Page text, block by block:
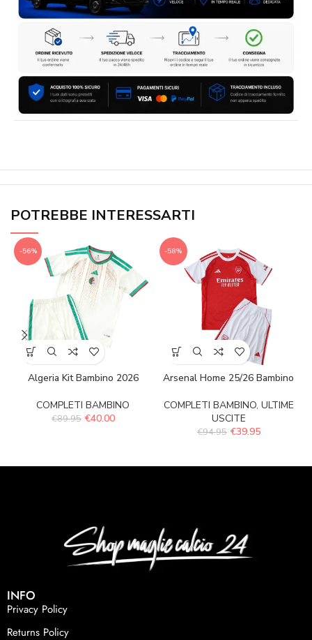
POTREBBE INTERESSARTI
-56%
Algeria Kit Bambino 2026
COMPLETI BAMBINO
€89.95 €40.00
-58%
Arsenal Home 25/26 Bambino
COMPLETI BAMBINO, ULTIME
USCITE
€94.95 €39.95
INFO
Privacy Policy
Returns Policy